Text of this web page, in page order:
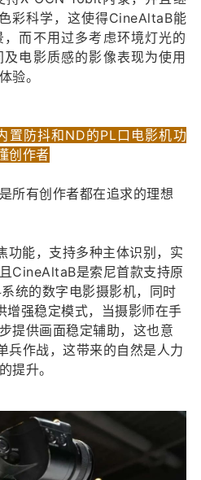
彩科学，这使得CineAltaB能
而不用过多考虑环境灯光的
电影质感的影像表现为使用
验。
置防抖和ND的PL口电影机功
创作者
所有创作者都在追求的理想
能，支持多种主体识别，实
CineAltaB是索尼首款支持原
统的数字电影摄影机，同时
增强稳定模式，当摄影师在手
提供画面稳定辅助，这也意
兵作战，这带来的自然是人力
提升。